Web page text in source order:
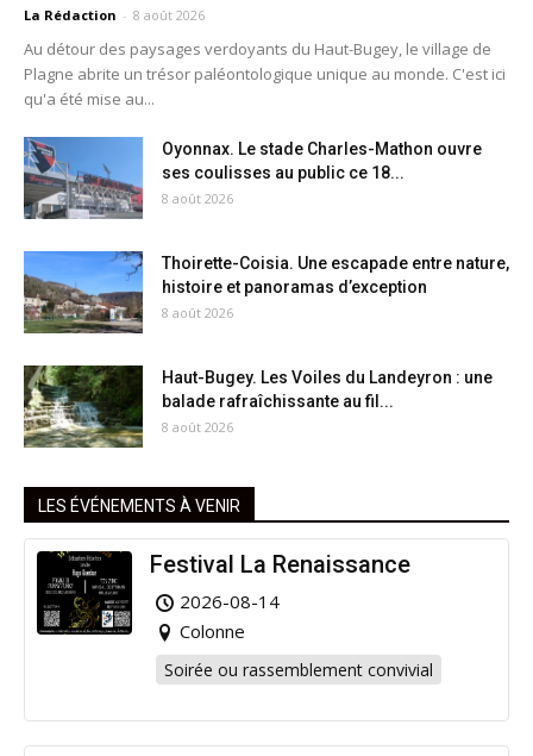
La Rédaction - 8 août 2026
Au détour des paysages verdoyants du Haut-Bugey, le village de
Plagne abrite un trésor paléontologique unique au monde. C'est ici
qu'a été mise au...
Oyonnax. Le stade Charles-Mathon ouvre
ses coulisses au public ce 18...
8 août 2026
Thoirette-Coisia. Une escapade entre nature,
histoire et panoramas d’exception
8 août 2026
Haut-Bugey. Les Voiles du Landeyron : une
balade rafraîchissante au fil...
8 août 2026
LES ÉVÉNEMENTS À VENIR
Festival La Renaissance
2026-08-14
Colonne
Soirée ou rassemblement convivial